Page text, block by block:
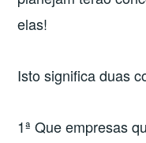
elas!
Isto significa duas
1ª Que empresas